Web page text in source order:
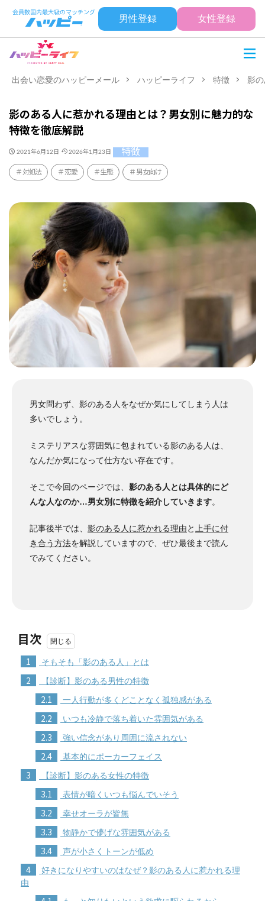
男性登録 女性登録
出会い恋愛のハッピーメール ハッピーライフ 特徴 影
影のある人に惹かれる理由とは？男女別に魅力的な
特徴を徹底解説
2021年6月12日 2026年1月23日 特徴
対処法 恋愛 生態 男女向け
男女問わず、影のある人をなぜか気にしてしまう人は
多いでしょう。
ミステリアスな雰囲気に包まれている影のある人は、
なんだか気になって仕方ない存在です。
そこで今回のページでは、 影のある人とは具体的にど
んな人なのか…男女別に特徴を紹介していきます。
記事後半では、 影のある人に惹かれる理由と
上手に付
き合う方法を解説していますので、ぜひ最後まで読ん
でみてください。
目次
1 そもそも「影のある人」とは
2 【診断】影のある男性の特徴
2.1 一人行動が多くどことなく孤独感がある
2.2 いつも冷静で落ち着いた雰囲気がある
2.3 強い信念があり周囲に流されない
2.4 基本的にポーカーフェイス
3 【診断】影のある女性の特徴
3.1 表情が暗くいつも悩んでいそう
3.2 幸せオーラが皆無
3.3 物静かで儚げな雰囲気がある
3.4 声が小さくトーンが低め
4
好きになりやすいのはなぜ？影のある人に惹かれる理
由